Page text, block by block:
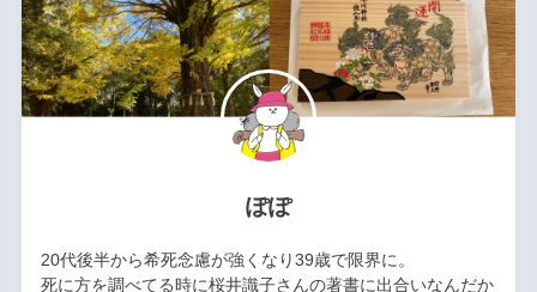
ぽぽ
20代後半から希死念慮が強くなり39歳で限界に。
死に方を調べてる時に桜井識子さんの著書に出合いなんだか